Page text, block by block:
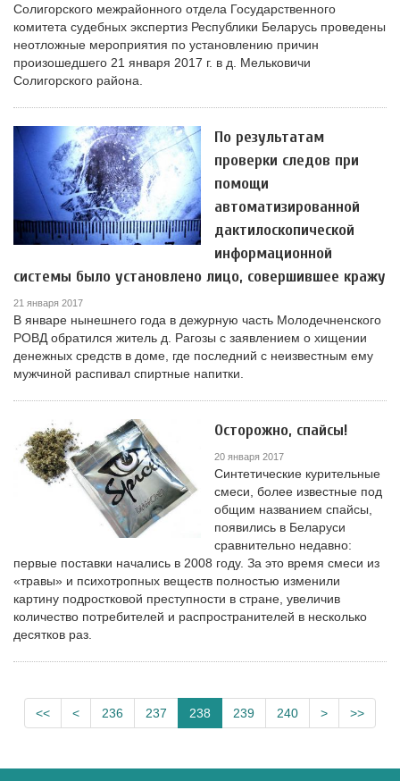
Солигорского межрайонного отдела Государственного
комитета судебных экспертиз Республики Беларусь проведены
неотложные мероприятия по установлению причин
произошедшего 21 января 2017 г. в д. Мельковичи
Солигорского района.
По результатам
проверки следов при
помощи
автоматизированной
дактилоскопической
информационной
системы было установлено лицо, совершившее кражу
21 января 2017
В январе нынешнего года в дежурную часть Молодечненского
РОВД обратился житель д. Рагозы с заявлением о хищении
денежных средств в доме, где последний с неизвестным ему
мужчиной распивал спиртные напитки.
Осторожно, спайсы!
20 января 2017
Синтетические курительные
смеси, более известные под
общим названием спайсы,
появились в Беларуси
сравнительно недавно:
первые поставки начались в 2008 году. За это время смеси из
«травы» и психотропных веществ полностью изменили
картину подростковой преступности в стране, увеличив
количество потребителей и распространителей в несколько
десятков раз.
<< < 236 237 238 239 240 > >>